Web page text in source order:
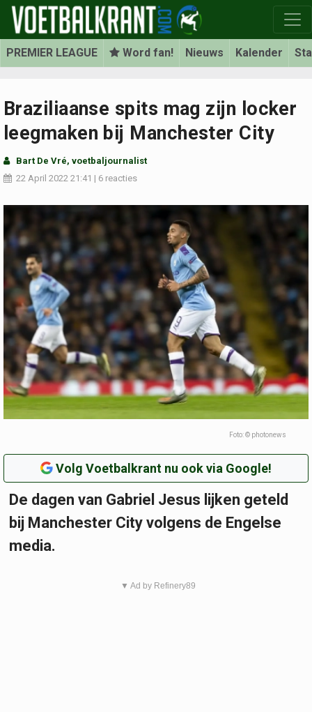
PREMIER LEAGUE Word fan! Nieuws Kalender
Braziliaanse spits mag zijn locker
leegmaken bij Manchester City
Bart De Vré, voetbaljournalist
22 April 2022 21:41 | 6 reacties
Foto: © photonews
Volg Voetbalkrant nu ook via Google!
De dagen van Gabriel Jesus lijken geteld
bij Manchester City volgens de Engelse
media.
▼ Ad by Refinery89